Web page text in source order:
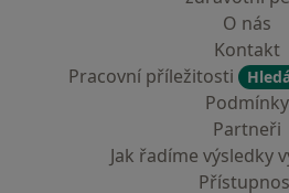
O nás
Kontakt
Pracovní příležitosti
Podmínky
Partneři
Jak řadíme výsledky